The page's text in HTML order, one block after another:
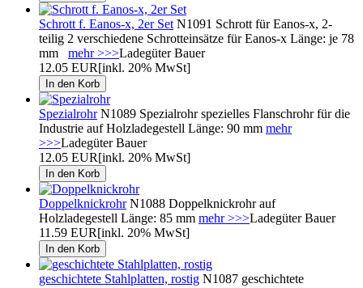
Schrott f. Eanos-x, 2er Set N1091 Schrott für Eanos-x, 2-
teilig 2 verschiedene Schrotteinsätze für Eanos-x Länge: je 78
mm mehr >>>Ladegüter Bauer
12.05 EUR[inkl. 20% MwSt]
SpezialrohrN1089 Spezialrohr spezielles Flanschrohr für die
Industrie auf Holzladegestell Länge: 90 mm mehr
>>>Ladegüter Bauer
12.05 EUR[inkl. 20% MwSt]
DoppelknickrohrN1088 Doppelknickrohr auf
Holzladegestell Länge: 85 mm mehr >>>Ladegüter Bauer
11.59 EUR[inkl. 20% MwSt]
geschichtete Stahlplatten, rostig N1087 geschichtete